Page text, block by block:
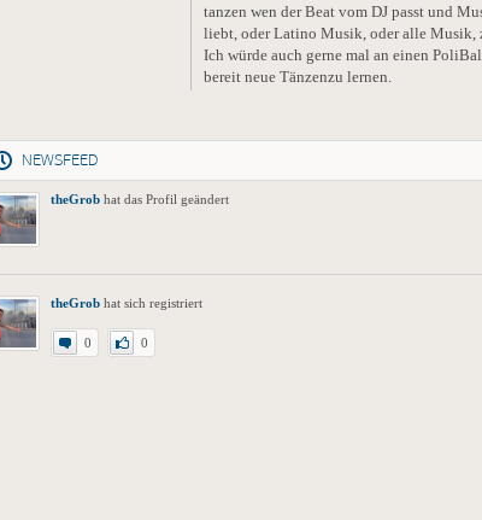
tanzen wen der Beat vom DJ passt und
liebt, oder Latino Musik, oder alle Musik,
Ich würde auch gerne mal an einen
bereit neue Tänzenzu lernen.
NEWSFEED
theGrobhat das Profil geändert
theGrobhat sich registriert
0 0